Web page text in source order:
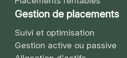
Gestion de placements
Suivi et optimisation
Gestion active ou passive